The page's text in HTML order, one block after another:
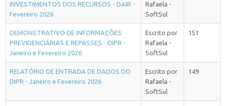
INVESTIMENTOS DOS RECURSOS - DAIR -
Fevereiro 2026
Rafaela -
SoftSul
DEMONSTRATIVO DE INFORMAÇÕES
PREVIDENCIÁRIAS E REPASSES - DIPR -
Janeiro e Fevereiro 2026
Escrito por
Rafaela -
SoftSul
151
RELATÓRIO DE ENTRADA DE DADOS DO
DIPR - Janeiro e Fevereiro 2026
Escrito por
Rafaela -
SoftSul
149